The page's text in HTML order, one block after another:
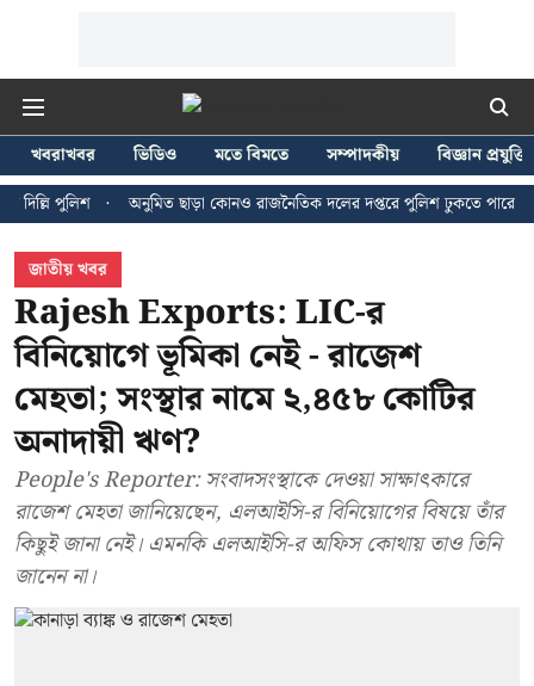
খবরাখবর ভিডিও মতে বিমতে সম্পাদকীয়
বিজ্ঞান প্রযুক্তি
পুলিশ
অনুমিত ছাড়া কোনও রাজনৈতিক দলের দপ্তরে পুলিশ ঢুকতে পারে না - জন
জাতীয় খবর
Rajesh Exports: LIC-র
বিনিয়োগে ভূমিকা নেই - রাজেশ
মেহতা; সংস্থার নামে ২,৪৫৮ কোটির
অনাদায়ী ঋণ?
People's Reporter: সংবাদসংস্থাকে দেওয়া সাক্ষাৎকারে
রাজেশ মেহতা জানিয়েছেন, এলআইসি-র বিনিয়োগের বিষয়ে তাঁর
কিছুই জানা নেই। এমনকি এলআইসি-র অফিস কোথায় তাও তিনি
জানেন না।